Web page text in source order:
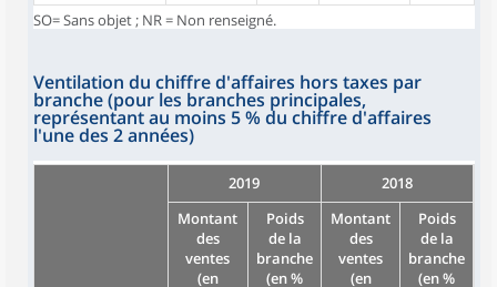
SO= Sans objet ; NR = Non renseigné.
Ventilation du chiffre d'affaires hors taxes par
branche (pour les branches principales,
représentant au moins 5 % du chiffre d'affaires
l'une des 2 années)
2019
2018
Montant
des
ventes
(en
Poids
de la
branche
(en %
Montant
des
ventes
(en
Poids
de la
branche
(en %